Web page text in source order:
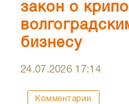
закон о
бизнесу
24.07.2026 17:14
Комментарии